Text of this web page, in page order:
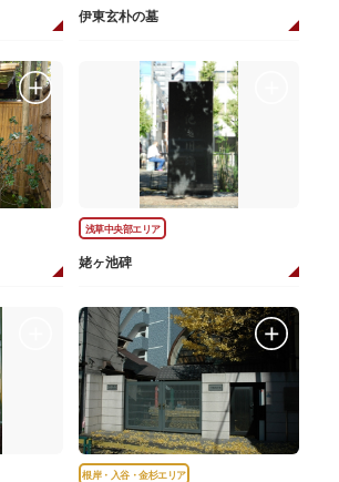
伊東玄朴の墓
浅草中央部エリア
姥ヶ池碑
根岸・入谷・金杉エリア